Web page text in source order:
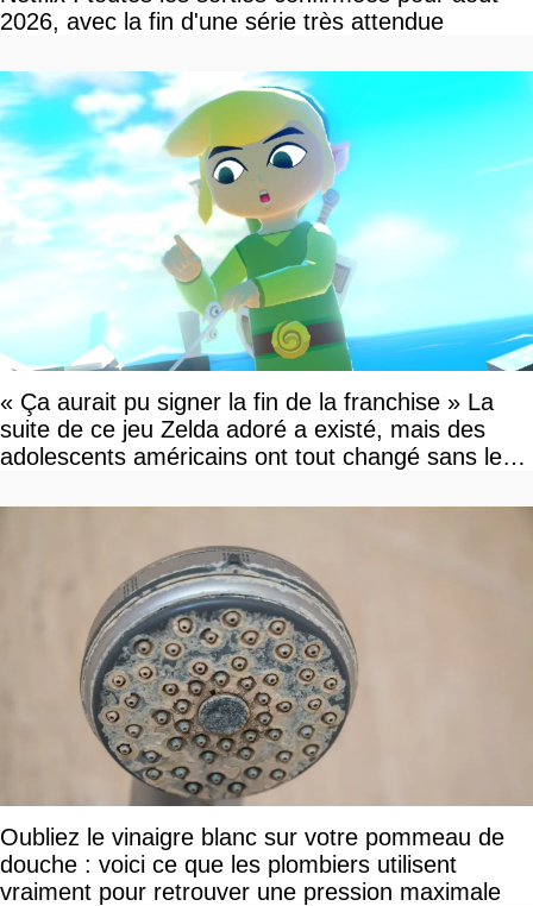
2026, avec la fin d'une série très attendue
« Ça aurait pu signer la fin de la franchise » La
suite de ce jeu Zelda adoré a existé, mais des
adolescents américains ont tout changé sans le
Oubliez le vinaigre blanc sur votre pommeau de
douche : voici ce que les plombiers utilisent
vraiment pour retrouver une pression maximale